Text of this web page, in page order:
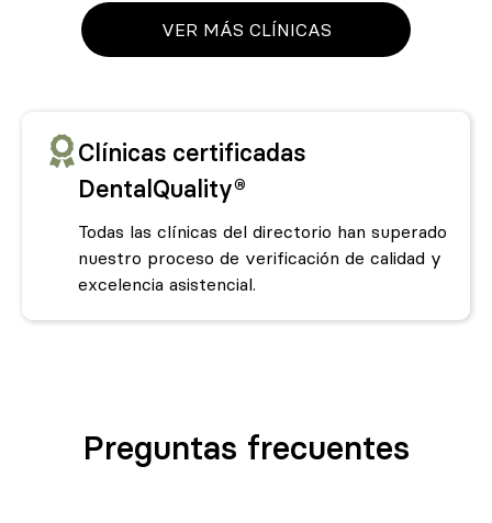
VER MÁS CLÍNICAS
Clínicas certificadas
DentalQuality®
Todas las clínicas del directorio han superado
nuestro proceso de verificación de calidad y
excelencia asistencial.
Preguntas frecuentes